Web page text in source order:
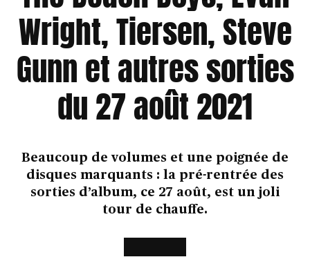
Wright, Tiersen, Steve
Gunn et autres sorties
du 27 août 2021
Beaucoup de volumes et une poignée de
disques marquants : la pré-rentrée des
sorties d’album, ce 27 août, est un joli
tour de chauffe.